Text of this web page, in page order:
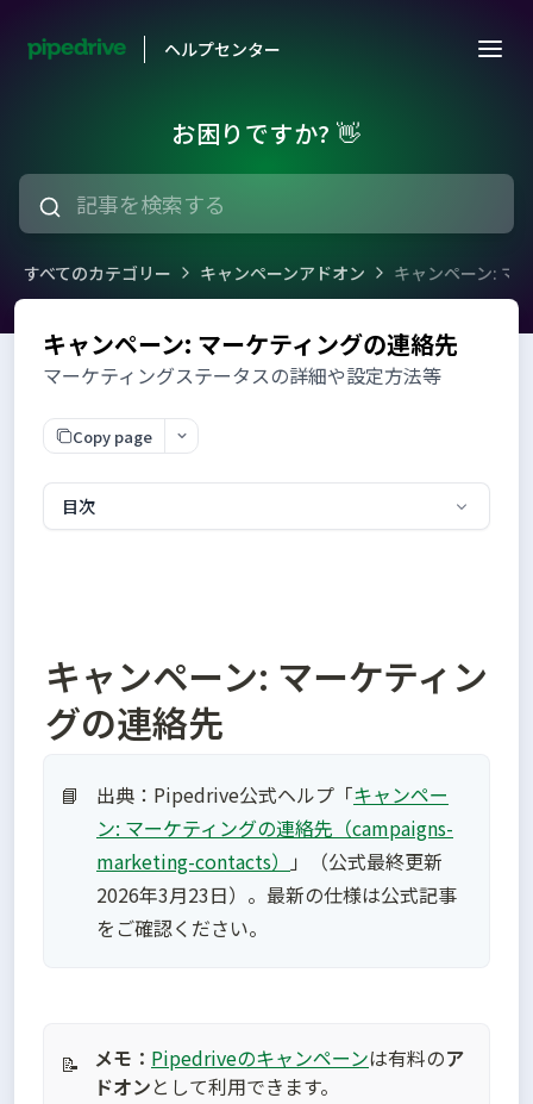
ヘルプセンター
お困りですか? 👋
すべてのカテゴリー キャンペーンアドオン キャンペーン: マ
キャンペーン: マーケティングの連絡先
マーケティングステータスの詳細や設定方法等
Copy page
目次
キャンペーン: マーケティン
グの連絡先
📘 出典：Pipedrive公式ヘルプ「キャンペー
ン: マーケティングの連絡先（campaigns-
marketing-contacts）
」（公式最終更新
2026年3月23日）。最新の仕様は公式記事
をご確認ください。
📝 メモ： Pipedriveのキャンペーンは有料のア
ドオンとして利用できます。